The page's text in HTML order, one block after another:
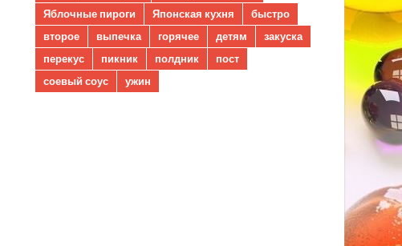
Яблочные пироги
Японская кухня
быстро
второе
выпечка горячее детям
закуска
перекус
пикник полдник
пост
соевый соус
ужин